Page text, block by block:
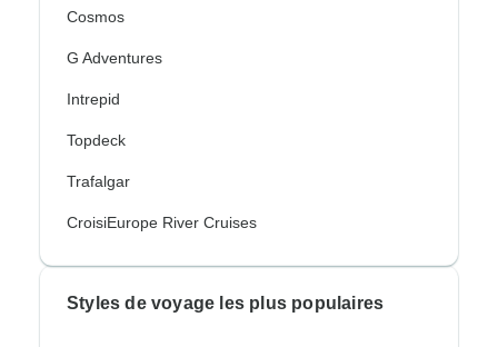
Cosmos
G Adventures
Intrepid
Topdeck
Trafalgar
CroisiEurope River Cruises
Styles de voyage les plus populaires